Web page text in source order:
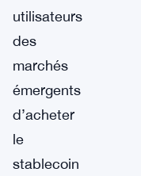
utilisateurs
des
marchés
émergents
d’acheter
le
stablecoin